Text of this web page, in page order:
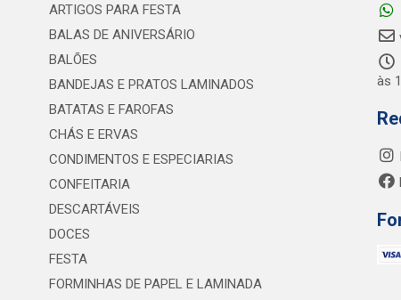
ARTIGOS PARA FESTA
BALAS DE ANIVERSÁRIO
BALÕES
BANDEJAS E PRATOS LAMINADOS
BATATAS E FAROFAS
CHÁS E ERVAS
CONDIMENTOS E ESPECIARIAS
CONFEITARIA
DESCARTÁVEIS
DOCES
FESTA
FORMINHAS DE PAPEL E LAMINADA
às